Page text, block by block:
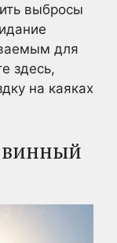
выбросы
для
здесь,
на каяках
винный